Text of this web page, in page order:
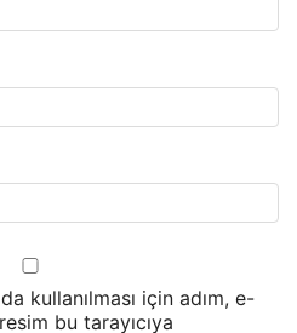
kullanılması için adım, e-
bu tarayıcıya